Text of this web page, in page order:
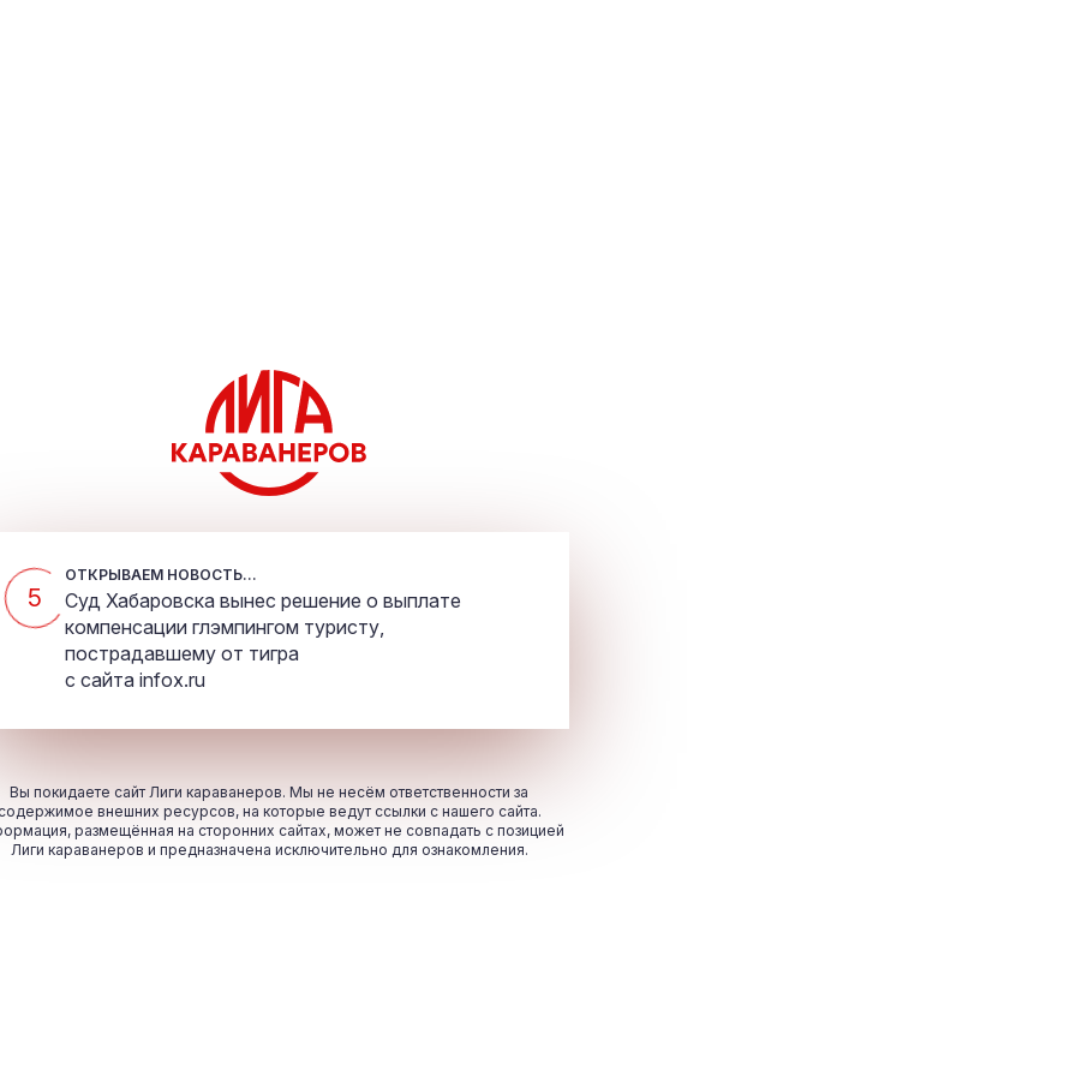
5
ОТКРЫВАЕМ НОВОСТЬ...
Суд Хабаровска вынес решение о выплате
компенсации глэмпингом туристу,
пострадавшему от тигра
с сайта infox.ru
Вы покидаете сайт Лиги караванеров. Мы не несём ответственности за
внешних ресурсов, на которые ведут ссылки с нашего сайта.
размещённая на сторонних сайтах, может не совпадать с позицией
Лиги караванеров и предназначена исключительно для ознакомления.